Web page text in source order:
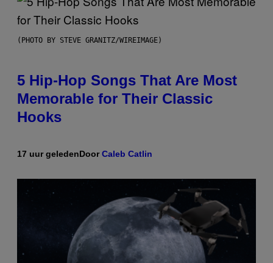
(PHOTO BY STEVE GRANITZ/WIREIMAGE)
5 Hip-Hop Songs That Are Most
Memorable for Their Classic
Hooks
17 uur geledenDoorCaleb Catlin